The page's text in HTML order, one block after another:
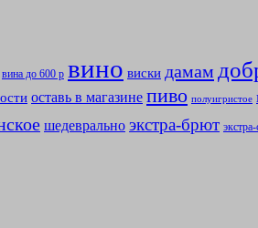
вина до 600 р вино виски дамам
оставь в магазине пиво полуигристое
шедеврально экстра-брют